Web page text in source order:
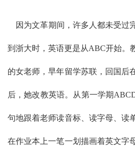
因为文革期间，许多人都未受过
到浙大时，英语更是从ABC开始。
的女老师，早年留学苏联，回国后
后，她改教英语。从第一学期
句地跟着老师读音标、读字母、读
在作业本上一笔一划描画着英文字